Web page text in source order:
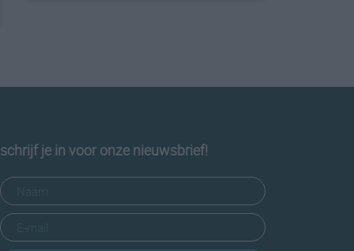
schrijf je in voor onze nieuwsbrief!